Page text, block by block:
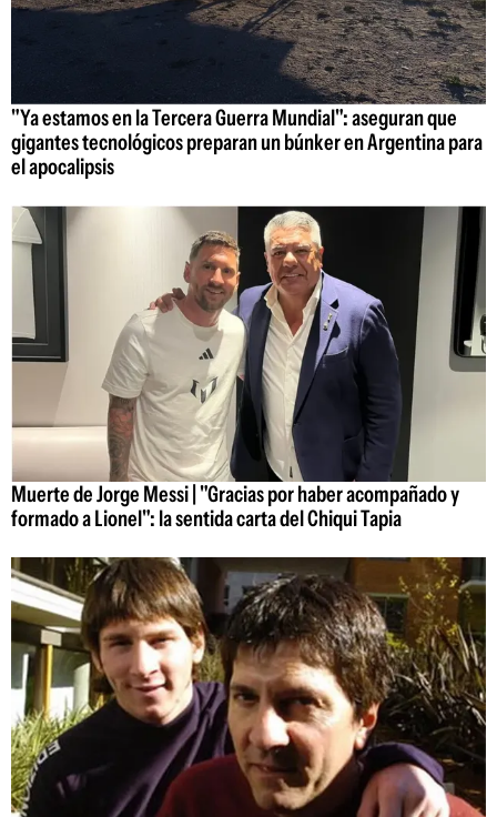
"Ya estamos en la Tercera Guerra Mundial": aseguran que
gigantes tecnológicos preparan un búnker en Argentina para
el apocalipsis
Muerte de Jorge Messi | "Gracias por haber acompañado y
formado a Lionel": la sentida carta del Chiqui Tapia